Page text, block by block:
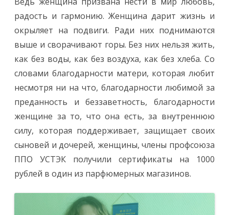
радость и гармонию. Женщина дарит жизнь и
окрыляет на подвиги. Ради них поднимаются
выше и сворачивают горы. Без них нельзя жить,
как без воды, как без воздуха, как без хлеба. Со
словами благодарности матери, которая любит
несмотря ни на что, благодарности любимой за
преданность и беззаветность, благодарности
женщине за то, что она есть, за внутреннюю
силу, которая поддерживает, защищает своих
сыновей и дочерей, женщины, члены профсоюза
ППО УСТЭК получили сертификаты на 1000
рублей в один из парфюмерных магазинов.